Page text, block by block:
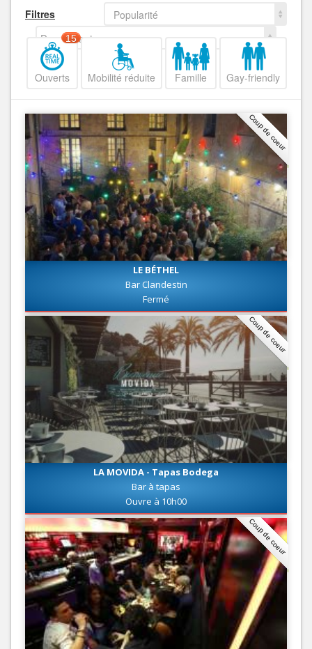
Filtres
Popularité
Decroissant
Ouverts
15
Mobilité réduite Famille Gay-friendly
Coup de coeur
LE BÉTHEL
Bar Clandestin
Fermé
Coup de coeur
LA MOVIDA - Tapas Bodega
Bar à tapas
Ouvre à 10h00
Coup de coeur